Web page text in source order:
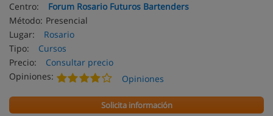
Centro:
Forum Rosario Futuros Bartenders
Método: Presencial
Lugar:
Rosario
Tipo:
Cursos
Precio:
Consultar precio
Opiniones:
Opiniones
Solicita información